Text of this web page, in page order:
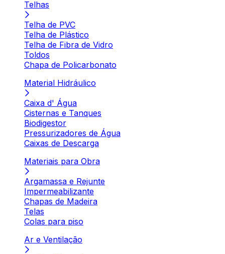
Telhas
Telha de PVC
Telha de Plástico
Telha de Fibra de Vidro
Toldos
Chapa de Policarbonato
Material Hidráulico
Caixa d' Água
Cisternas e Tanques
Biodigestor
Pressurizadores de Água
Caixas de Descarga
Materiais para Obra
Argamassa e Rejunte
Impermeabilizante
Chapas de Madeira
Telas
Colas para piso
Ar e Ventilação